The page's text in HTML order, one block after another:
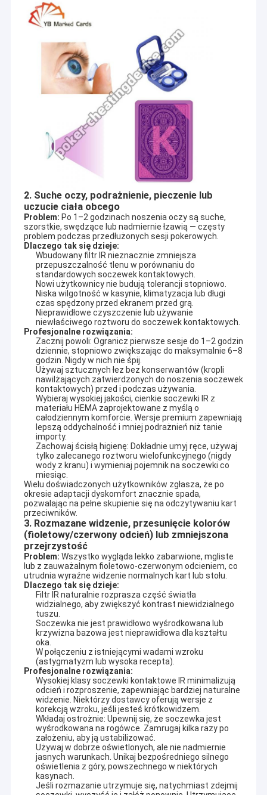
Dom
Produkty
O nas
Wycieczka po fabryce
Kontrola jakości
Skontaktuj się z nami
Aktualności
Sprawy
Blog
Pokerowe urządzenie do oszukiwania
Analizator pokera
Soczewki kontaktowe na podczerwień
2. Suche oczy, podrażnienie, pieczenie lub
uczucie ciała obcego
Problem: Po 1–2 godzinach noszenia oczy są suche,
szorstkie, swędzące lub nadmiernie łzawią — częsty
problem podczas przedłużonych sesji pokerowych.
Dlaczego tak się dzieje:
Wbudowany filtr IR nieznacznie zmniejsza
przepuszczalność tlenu w porównaniu do
standardowych soczewek kontaktowych.
Nowi użytkownicy nie budują tolerancji stopniowo.
Niska wilgotność w kasynie, klimatyzacja lub długi
czas spędzony przed ekranem przed grą.
Nieprawidłowe czyszczenie lub używanie
niewłaściwego roztworu do soczewek kontaktowych.
Profesjonalne rozwiązania:
Zacznij powoli: Ogranicz pierwsze sesje do 1–2 godzin
dziennie, stopniowo zwiększając do maksymalnie 6–8
godzin. Nigdy w nich nie śpij.
Używaj sztucznych łez bez konserwantów (kropli
nawilżających zatwierdzonych do noszenia soczewek
kontaktowych) przed i podczas używania.
Wybieraj wysokiej jakości, cienkie soczewki IR z
materiału HEMA zaprojektowane z myślą o
całodziennym komforcie. Wersje premium zapewniają
lepszą oddychalność i mniej podrażnień niż tanie
importy.
Zachowaj ścisłą higienę: Dokładnie umyj ręce, używaj
tylko zalecanego roztworu wielofunkcyjnego (nigdy
wody z kranu) i wymieniaj pojemnik na soczewki co
miesiąc.
Wielu doświadczonych użytkowników zgłasza, że po
okresie adaptacji dyskomfort znacznie spada,
pozwalając na pełne skupienie się na odczytywaniu kart
przeciwników.
3. Rozmazane widzenie, przesunięcie kolorów
(fioletowy/czerwony odcień) lub zmniejszona
przejrzystość
Problem: Wszystko wygląda lekko zabarwione, mgliste
lub z zauważalnym fioletowo-czerwonym odcieniem, co
utrudnia wyraźne widzenie normalnych kart lub stołu.
Dlaczego tak się dzieje:
Filtr IR naturalnie rozprasza część światła
widzialnego, aby zwiększyć kontrast niewidzialnego
tuszu.
Soczewka nie jest prawidłowo wyśrodkowana lub
krzywizna bazowa jest nieprawidłowa dla kształtu
oka.
W połączeniu z istniejącymi wadami wzroku
(astygmatyzm lub wysoka recepta).
Profesjonalne rozwiązania:
Wysokiej klasy soczewki kontaktowe IR minimalizują
odcień i rozproszenie, zapewniając bardziej naturalne
widzenie. Niektórzy dostawcy oferują wersje z
korekcją wzroku, jeśli jesteś krótkowidzem.
Wkładaj ostrożnie: Upewnij się, że soczewka jest
wyśrodkowana na rogówce. Zamrugaj kilka razy po
założeniu, aby ją ustabilizować.
Używaj w dobrze oświetlonych, ale nie nadmiernie
jasnych warunkach. Unikaj bezpośredniego silnego
oświetlenia z góry, powszechnego w niektórych
kasynach.
Jeśli rozmazanie utrzymuje się, natychmiast zdejmij
YB Poker Cheat Co., Ltd powstała w 1999 roku i znajduje się w
międzynarodowo znanym mieście Guangzhou. Jest pierwszą
firmą, która otrzymała licencję na produkcję, dystrybucję i
usługę kasynową.YB Poker Cheat jest w stanie
zapewnićAnalizator pokerowy, karty oznaczone
niewidzialnym atramentem, soczewki UV, skaner pokerowy,
karty oznaczone niewidzialnym atramentem, urządzenia do
oszukiwania w bakarate i inne systemy do oszukiwania w
pokera.
Nasze główne produkty obejmują niewidzialne karty do gry
oznaczone atramentem, analizatory pokera, soczewki
kontaktowe do oznaczonych kart, kamery do skanowania
kodów kreskowych, wszelkiego rodzaju kości, oznaczone płytki
Mahjong, niewidzialny atrament,programowane
oprogramowanie dla Teksasu i OmahaWykonujemy różnego
rodzaju urządzenia oszukańcze dla wszystkich form
hazardu.Ameryka, Japonia, Włochy, Rosja, Azja Południowo-
Wschodnia, nawet istnieje wiele oddziałów w Indiach i wielu
innych różnych krajach.Odpowiedzi naszych klientów na temat
tych produktów są całkiem dobre ze względu na rozsądną cenę,
dobra jakość i wspaniała obsługa.
Dla gier, które robimy: Texas holdem (poker), Omaha, Baccarat,
Blackjack, In out game, Flush Game, Niuniu game, Mahjong
game, Taiwan Paigow game, chiński poker, Vietnam game,Gra w
Kambodży i niektóre lokalne gry, ponad 90% gier może być
zaprogramowanych.
Współpracujemy z Chińskim Instytutem Elektroniki w zakresie